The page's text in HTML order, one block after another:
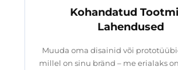
Kohandatud
Lahendused
Muuda oma disainid või
millel on sinu bränd – me erialaks